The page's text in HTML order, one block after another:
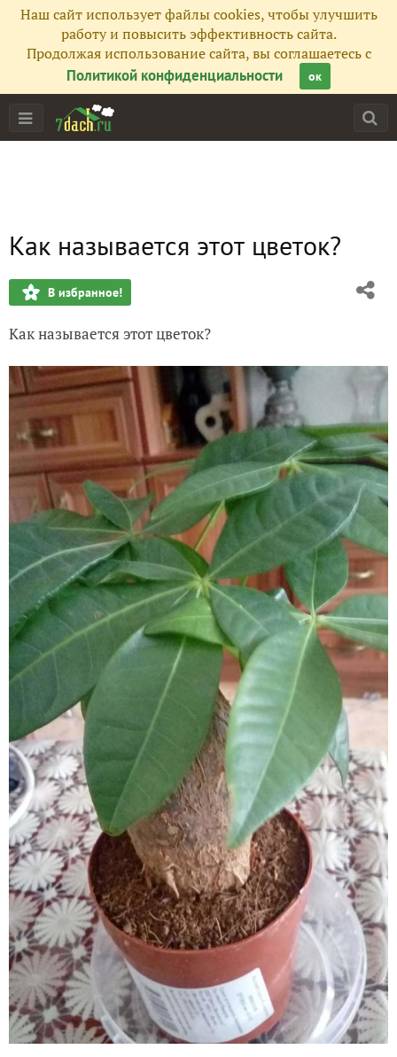
Наш сайт использует файлы cookies, чтобы улучшить
работу и повысить эффективность сайта.
Продолжая использование сайта, вы соглашаетесь с
Политикой конфиденциальности
ок
Как называется этот цветок?
В избранное!
Как называется этот цветок?